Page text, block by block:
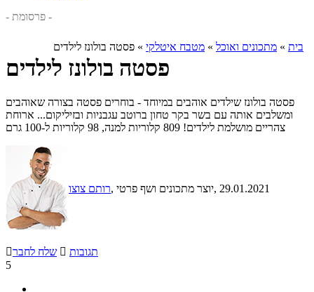
- פרסומת -
בית » מתכונים ואוכל » מטבח איטלקי » פסטה בולונז לילדים
פסטה בולונז לילדים
פסטה בולונז שילדים אוהבים במיוחד - בוחרים פסטה בצורה שאוהבים
ומשלבים אותה עם בשר בקר טחון ברוטב עגבניות ובזיליקום... ארוחת
צהריים מושלמת לילדים! 809 קלוריות למנה, 98 קלוריות ל-100 גרם
רותם צוצו , יוצר מתכונים ושף פרטי, 29.01.2021
שלח לחבר  תגובות
5